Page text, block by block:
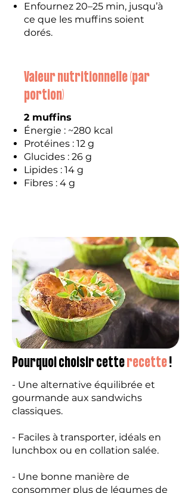
Enfournez 20–25 min, jusqu’à
ce que les muffins soient
dorés.
Valeur nutritionnelle (par
portion)
2 muffins
Énergie : ~280 kcal
Protéines : 12 g
Glucides : 26 g
Lipides : 14 g
Fibres : 4 g
Pourquoi choisir cetterecette!
- Une alternative équilibrée et
gourmande aux sandwichs
classiques.
- Faciles à transporter, idéals en
lunchbox ou en collation salée.
- Une bonne manière de
consommer plus de légumes de